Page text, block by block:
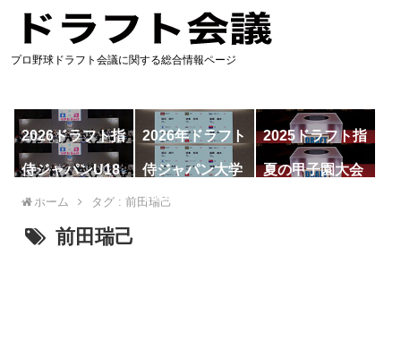
プロ野球ドラフト会議に関する総合情報ページ
2026ドラフト指
名予想
2026年ドラフト
候補
2025ドラフト指
名一覧
侍ジャパンU18
代表
侍ジャパン大学
代表
夏の甲子園大会
ホーム タグ : 前田瑞己
前田瑞己